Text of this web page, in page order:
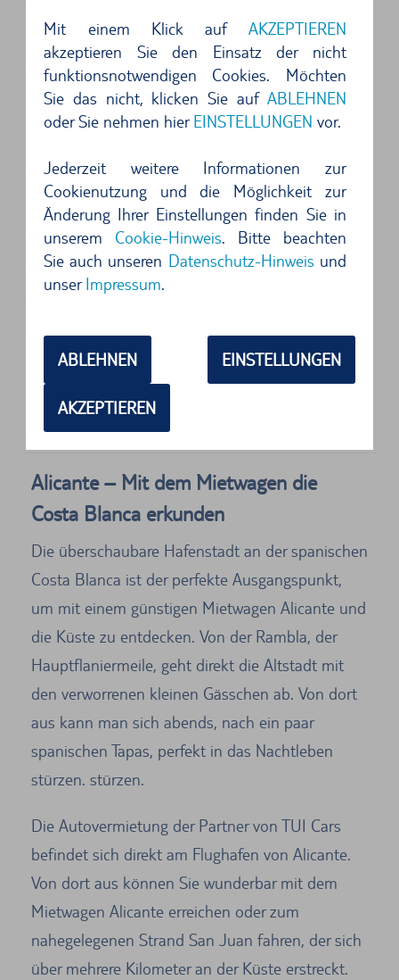
Mit einem Klick aufAKZEPTIEREN
akzeptieren Sie den Einsatz der nicht
funktionsnotwendigen Cookies. Möchten
Sie das nicht, klicken Sie aufABLEHNEN
oder Sie nehmen hierEINSTELLUNGEN vor.
Jederzeit weitere Informationen zur
Cookienutzung und die Möglichkeit zur
Änderung Ihrer Einstellungen finden Sie in
unserem Cookie-Hinweis. Bitte beachten
Sie auch unseren Datenschutz-Hinweis und
unserImpressum.
ABLEHNEN EINSTELLUNGEN
AKZEPTIEREN
Anschrift
KEY´N GO
Hall 4ta planta edificio rent a cars P2
03071 Alicante
4 von 5 Sternen
Einwandfrei ...
5 von 5 Sternen
key and go -> Top...
Anschrift
OK Mobility
03195 L'Altet
Alicante – Mit dem Mietwagen die
Costa Blanca erkunden
Die überschaubare Hafenstadt an der spanischen
Costa Blanca ist der perfekte Ausgangspunkt,
um mit einem günstigen Mietwagen Alicante und
die Küste zu entdecken. Von der Rambla, der
Hauptflaniermeile, geht direkt die Altstadt mit
den verworrenen kleinen Gässchen ab. Von dort
aus kann man sich abends, nach ein paar
spanischen Tapas, perfekt in das Nachtleben
stürzen. stürzen.
Die Autovermietung der Partner von TUI Cars
befindet sich direkt am Flughafen von Alicante.
Von dort aus können Sie wunderbar mit dem
Mietwagen Alicante erreichen oder zum
nahegelegenen Strand San Juan fahren, der sich
über mehrere Kilometer an der Küste erstreckt.